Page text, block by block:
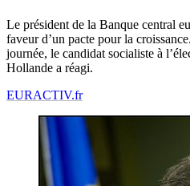
Le président de la Banque central
faveur d’un pacte pour la
journée, le candidat socialiste à
Hollande a réagi.
EURACTIV.fr